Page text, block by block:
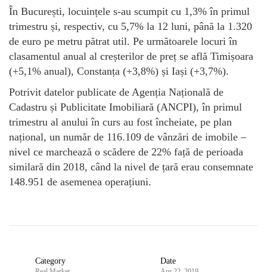
În București, locuințele s-au scumpit cu 1,3% în primul
trimestru și, respectiv, cu 5,7% la 12 luni, până la 1.320
de euro pe metru pătrat util. Pe următoarele locuri în
clasamentul anual al creșterilor de preț se află Timișoara
(+5,1% anual), Constanța (+3,8%) și Iași (+3,7%).
Potrivit datelor publicate de Agenția Națională de
Cadastru și Publicitate Imobiliară (ANCPI), în primul
trimestru al anului în curs au fost încheiate, pe plan
național, un număr de 116.109 de vânzări de imobile –
nivel ce marchează o scădere de 22% față de perioada
similară din 2018, când la nivel de țară erau consemnate
148.951 de asemenea operațiuni.
Category Date